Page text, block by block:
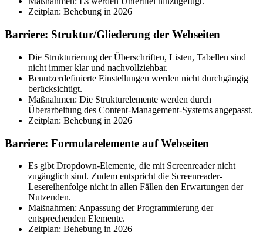
Zeitplan: Behebung in 2026
Barriere: Struktur/Gliederung der Webseiten
Die Strukturierung der Überschriften, Listen, Tabellen sind
nicht immer klar und nachvollziehbar.
Benutzerdefinierte Einstellungen werden nicht durchgängig
berücksichtigt.
Maßnahmen: Die Strukturelemente werden durch
Überarbeitung des Content-Management-Systems angepasst.
Zeitplan: Behebung in 2026
Barriere: Formularelemente auf Webseiten
Es gibt Dropdown-Elemente, die mit Screenreader nicht
zugänglich sind. Zudem entspricht die Screenreader-
Lesereihenfolge nicht in allen Fällen den Erwartungen der
Nutzenden.
Maßnahmen: Anpassung der Programmierung der
entsprechenden Elemente.
Zeitplan: Behebung in 2026